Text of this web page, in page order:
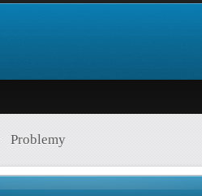
Problemy